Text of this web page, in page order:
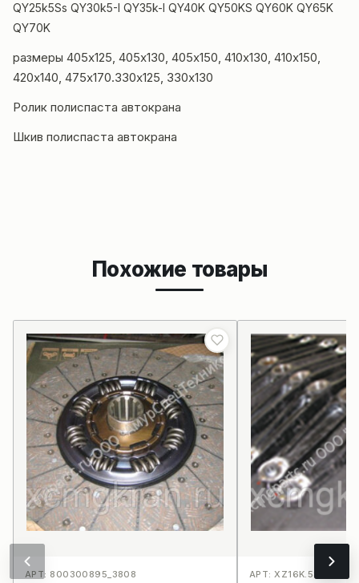
QY25k5Ss QY30k5-I QY35k-I QY40K QY50KS QY60K QY65K
QY70K
размеры 405х125, 405х130, 405х150, 410х130, 410х150,
420х140, 475х170.330х125, 330х130
Ролик полиспаста автокрана
Шкив полиспаста автокрана
Похожие товары
АРТ: 800300895_3808 АРТ: XZ16K.58.18-3